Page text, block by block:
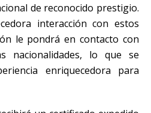
de reconocido prestigio.
interacción con estos
le pondrá en contacto con
nacionalidades, lo que se
enriquecedora para